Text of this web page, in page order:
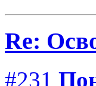
Re:
#231